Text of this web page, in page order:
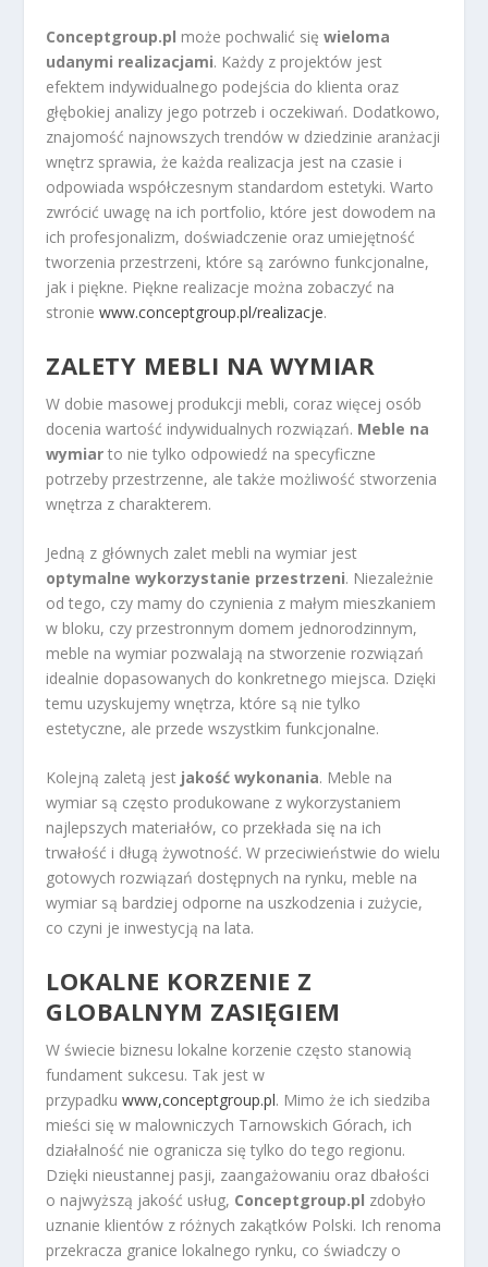
Conceptgroup.pl może pochwalić sięwieloma
udanymi realizacjami. Każdy z projektów jest
efektem indywidualnego podejścia do klienta oraz
głębokiej analizy jego potrzeb i oczekiwań. Dodatkowo,
znajomość najnowszych trendów w dziedzinie aranżacji
wnętrz sprawia, że każda realizacja jest na czasie i
odpowiada współczesnym standardom estetyki. Warto
zwrócić uwagę na ich portfolio, które jest dowodem na
ich profesjonalizm, doświadczenie oraz umiejętność
tworzenia przestrzeni, które są zarówno funkcjonalne,
jak i piękne. Piękne realizacje można zobaczyć na
stroniewww.conceptgroup.pl/realizacje.
ZALETY MEBLI NA WYMIAR
W dobie masowej produkcji mebli, coraz więcej osób
docenia wartość indywidualnych rozwiązań. Meble na
wymiar to nie tylko odpowiedź na specyficzne
potrzeby przestrzenne, ale także możliwość stworzenia
wnętrza z charakterem.
Jedną z głównych zalet mebli na wymiar jest
optymalne wykorzystanie przestrzeni. Niezależnie
od tego, czy mamy do czynienia z małym mieszkaniem
w bloku, czy przestronnym domem jednorodzinnym,
meble na wymiar pozwalają na stworzenie rozwiązań
idealnie dopasowanych do konkretnego miejsca. Dzięki
temu uzyskujemy wnętrza, które są nie tylko
estetyczne, ale przede wszystkim funkcjonalne.
Kolejną zaletą jest jakość wykonania. Meble na
wymiar są często produkowane z wykorzystaniem
najlepszych materiałów, co przekłada się na ich
trwałość i długą żywotność. W przeciwieństwie do wielu
gotowych rozwiązań dostępnych na rynku, meble na
wymiar są bardziej odporne na uszkodzenia i zużycie,
co czyni je inwestycją na lata.
LOKALNE KORZENIE Z
GLOBALNYM ZASIĘGIEM
W świecie biznesu lokalne korzenie często stanowią
fundament sukcesu. Tak jest w
przypadkuwww,conceptgroup.pl. Mimo że ich siedziba
mieści się w malowniczych Tarnowskich Górach, ich
działalność nie ogranicza się tylko do tego regionu.
Dzięki nieustannej pasji, zaangażowaniu oraz dbałości
o najwyższą jakość usług, Conceptgroup.pl zdobyło
uznanie klientów z różnych zakątków Polski. Ich renoma
przekracza granice lokalnego rynku, co świadczy o